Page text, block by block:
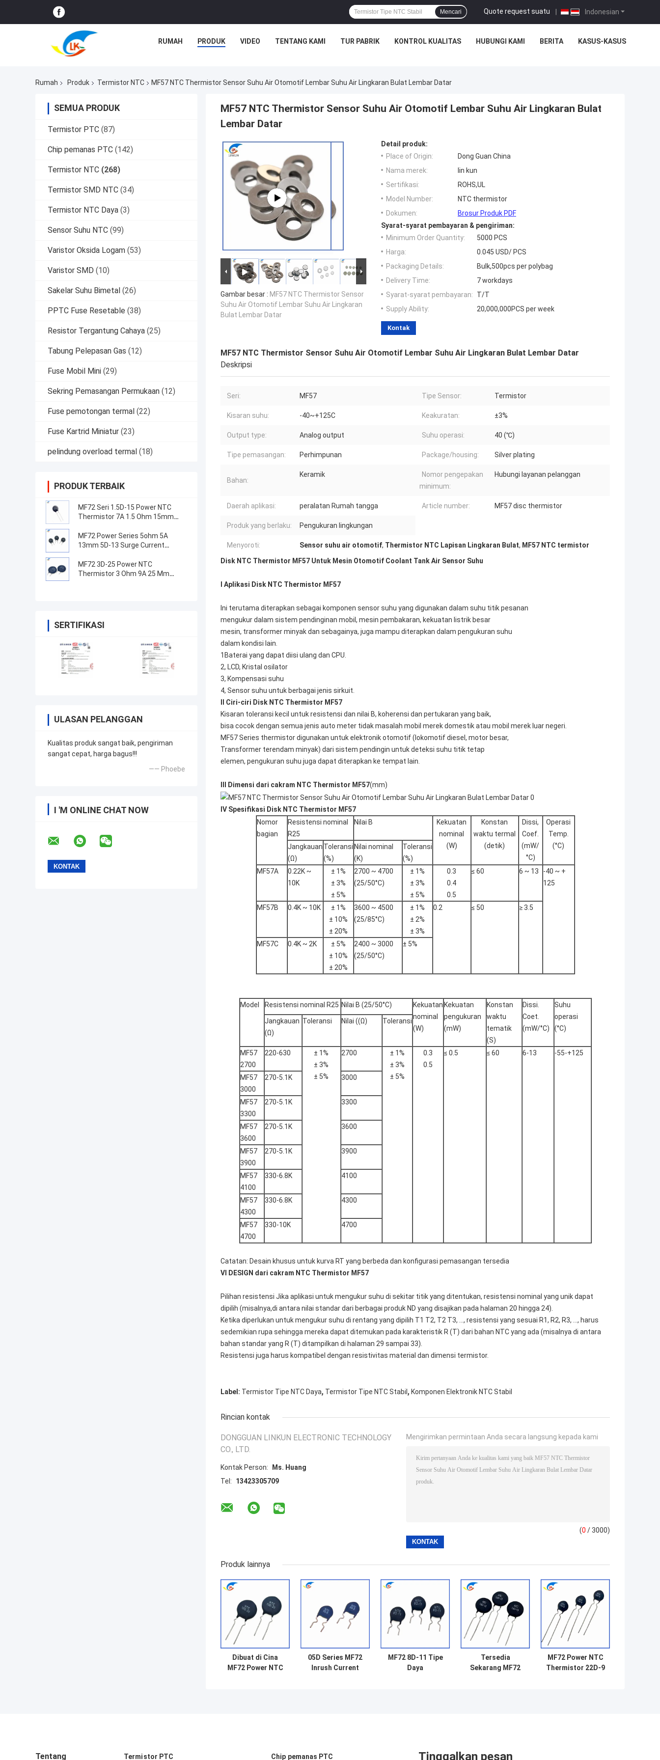
Indonesian
Quote request suatu |
Mencari
RUMAH PRODUK VIDEO TENTANG KAMI TUR PABRIK KONTROL KUALITAS HUBUNGI KAMI BERITA KASUS-KASUS
Rumah Produk Termistor NTC MF57 NTC Thermistor Sensor Suhu Air Otomotif Lembar Suhu Air Lingkaran Bulat Lembar Datar
SEMUA PRODUK
Termistor PTC (87)
Chip pemanas PTC (142)
Termistor NTC (268)
Termistor SMD NTC (34)
Termistor NTC Daya (3)
Sensor Suhu NTC (99)
Varistor Oksida Logam (53)
Varistor SMD (10)
Sakelar Suhu Bimetal (26)
PPTC Fuse Resetable (38)
Resistor Tergantung Cahaya (25)
Tabung Pelepasan Gas (12)
Fuse Mobil Mini (29)
Sekring Pemasangan Permukaan (12)
Fuse pemotongan termal (22)
Fuse Kartrid Miniatur (23)
pelindung overload termal (18)
PRODUK TERBAIK
MF72 Seri 1.5D-15 Power NTC
Thermistor 7A 1.5 Ohm 15mm
MF72 Power Series 5ohm 5A
13mm 5D-13 Surge Current
Untuk Peralatan Pasokan Listrik
MF72 3D-25 Power NTC
Thermistor 3 Ohm 9A 25 Mm
SERTIFIKASI
ULASAN PELANGGAN
Kualitas produk sangat baik, pengiriman
sangat cepat, harga bagus!!!
—— Phoebe
I 'M ONLINE CHAT NOW
MF57 NTC Thermistor Sensor Suhu Air Otomotif Lembar Suhu Air Lingkaran Bulat
Lembar Datar
Gambar besar : MF57 NTC Thermistor Sensor
Suhu Air Otomotif Lembar Suhu Air Lingkaran
Bulat Lembar Datar
Detail produk:
Place of Origin:
Dong Guan China
Nama merek:
lin kun
Sertifikasi:
ROHS,UL
Model Number:
NTC thermistor
Dokumen:
Brosur Produk PDF
Syarat-syarat pembayaran & pengiriman:
Minimum Order Quantity:
5000 PCS
Harga:
0.045 USD/ PCS
Packaging Details:
Bulk,500pcs per polybag
Delivery Time:
7 workdays
Syarat-syarat pembayaran:
T/T
Supply Ability:
20,000,000PCS per week
Kontak
MF57 NTC Thermistor Sensor Suhu Air Otomotif Lembar Suhu Air Lingkaran Bulat Lembar Datar
Deskripsi
Seri: MF57 Tipe Sensor: Termistor
Kisaran suhu: -40~+125C Keakuratan: ±3%
Output type: Analog output Suhu operasi: 40 (℃)
Tipe pemasangan: Perhimpunan Package/housing: Silver plating
Bahan:
Keramik
Nomor pengepakan
minimum:
Hubungi layanan pelanggan
Daerah aplikasi: peralatan Rumah tangga Article number: MF57 disc thermistor
Produk yang berlaku: Pengukuran lingkungan
Menyoroti: Sensor suhu air otomotif, Thermistor NTC Lapisan Lingkaran Bulat, MF57 NTC termistor
Disk NTC Thermistor MF57 Untuk Mesin Otomotif Coolant Tank Air Sensor Suhu
I Aplikasi Disk NTC Thermistor MF57
Ini terutama diterapkan sebagai komponen sensor suhu yang digunakan dalam suhu titik pesanan
mengukur dalam sistem pendinginan mobil, mesin pembakaran, kekuatan listrik besar
mesin, transformer minyak dan sebagainya, juga mampu diterapkan dalam pengukuran suhu
dalam kondisi lain.
1Baterai yang dapat diisi ulang dan CPU.
2, LCD, Kristal osilator
3, Kompensasi suhu
4, Sensor suhu untuk berbagai jenis sirkuit.
II Ciri-ciri Disk NTC Thermistor MF57
Kisaran toleransi kecil untuk resistensi dan nilai B, koherensi dan pertukaran yang baik,
bisa cocok dengan semua jenis auto meter tidak masalah mobil merek domestik atau mobil merek luar negeri.
MF57 Series thermistor digunakan untuk elektronik otomotif (lokomotif diesel, motor besar,
Transformer terendam minyak) dari sistem pendingin untuk deteksi suhu titik tetap
elemen, pengukuran suhu juga dapat diterapkan ke tempat lain.
III Dimensi dari cakram NTC Thermistor MF57(mm)
IV Spesifikasi Disk NTC Thermistor MF57
Nomor
bagian
Resistensi nominal
R25
Nilai B
Kekuatan
nominal
(W)
Konstan
waktu termal
(detik)
Dissi,
Coef.
(mW/
°C)
Operasi
Temp.
(°C)
Jangkauan
(Ω)
Toleransi
(%)
Nilai nominal
(K)
Toleransi
(%)
MF57A
0.22K ~
10K
± 1%
± 3%
± 5%
2700 ~ 4700
(25/50°C)
± 1%
± 3%
± 5%
0.3
0.4
0.5
≤ 60 6 ~ 13
-40 ~ +
125
MF57B 0.4K ~ 10K
± 1%
± 10%
± 20%
3600 ~ 4500
(25/85°C)
± 1%
± 2%
± 3%
0.2 ≤ 50 ≥ 3.5
MF57C 0.4K ~ 2K
± 5%
± 10%
± 20%
2400 ~ 3000
(25/50°C)
± 5%
Model Resistensi nominal R25 Nilai B (25/50°C)
Kekuatan
nominal
(W)
Kekuatan
pengukuran
(mW)
Konstan
waktu
tematik
(S)
Dissi.
Coet.
(mW/°C)
Suhu
operasi
(°C)
Jangkauan
(Ω)
Toleransi Nilai ((Ω) Toleransi
MF57
2700
220-630
± 1%
± 3%
± 5%
2700
± 1%
± 3%
± 5%
0.3
0.5
≤ 0.5 ≤ 60 6-13 -55-+125
MF57
3000
270-5.1K 3000
MF57
3300
270-5.1K 3300
MF57
3600
270-5.1K 3600
MF57
3900
270-5.1K 3900
MF57
4100
330-6.8K 4100
MF57
4300
330-6.8K 4300
MF57
4700
330-10K 4700
Catatan: Desain khusus untuk kurva RT yang berbeda dan konfigurasi pemasangan tersedia
VI DESIGN dari cakram NTC Thermistor MF57
Pilihan resistensi Jika aplikasi untuk mengukur suhu di sekitar titik yang ditentukan, resistensi nominal yang unik dapat
dipilih (misalnya,di antara nilai standar dari berbagai produk ND yang disajikan pada halaman 20 hingga 24).
Ketika diperlukan untuk mengukur suhu di rentang yang dipilih T1 T2, T2 T3, ..., resistensi yang sesuai R1, R2, R3, ..., harus
sedemikian rupa sehingga mereka dapat ditemukan pada karakteristik R (T) dari bahan NTC yang ada (misalnya di antara
bahan standar yang R (T) ditampilkan di halaman 29 sampai 33).
Resistensi juga harus kompatibel dengan resistivitas material dan dimensi termistor.
Label: Termistor Tipe NTC Daya, Termistor Tipe NTC Stabil, Komponen Elektronik NTC Stabil
Rincian kontak
DONGGUAN LINKUN ELECTRONIC TECHNOLOGY
CO., LTD.
Kontak Person:
Ms. Huang
Tel:
13423305709
Mengirimkan permintaan Anda secara langsung kepada kami
(0 / 3000)
Produk lainnya
Dibuat di Cina
MF72 Power NTC
05D Series MF72
Inrush Current
MF72 8D-11 Tipe
Daya
Tersedia
Sekarang MF72
MF72 Power NTC
Thermistor 22D-9
Tentang Termistor PTC Chip pemanas PTC Tinggalkan pesan